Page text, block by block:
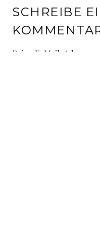
SCHREIBE
Deine E-Mail-Adresse